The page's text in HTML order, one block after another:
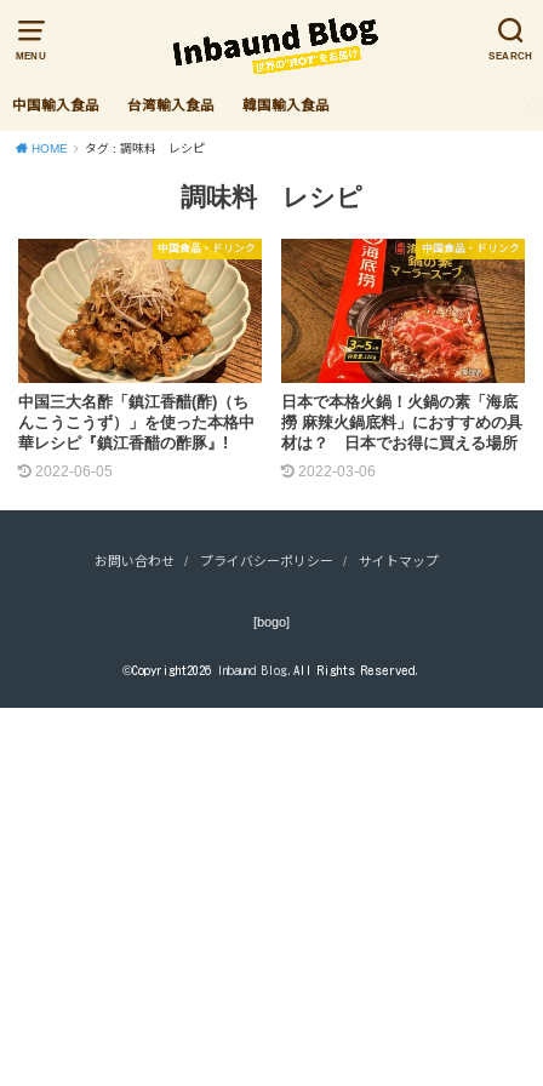
MENU SEARCH
中国輸入食品 台湾輸入食品 韓国輸入食品
HOME タグ : 調味料 レシピ
調味料 レシピ
中国食品・ドリンク
中国三大名酢「鎮江香醋(酢)（ち
んこうこうず）」を使った本格中
華レシピ『鎮江香醋の酢豚』!
2022-06-05
中国食品・ドリンク
日本で本格火鍋！火鍋の素「海底
撈 麻辣火鍋底料」におすすめの具
材は？ 日本でお得に買える場所
2022-03-06
お問い合わせ プライバシーポリシー サイトマップ
[bogo]
©Copyright2026 Inbaund Blog.All Rights Reserved.